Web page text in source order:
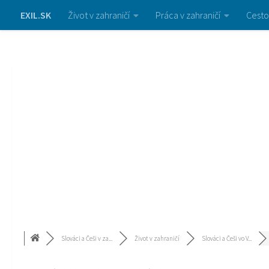
EXIL.SK Život v zahraničí Práca v zahraničí
Slováci a Češi v za... Život v zahraničí Slováci a Češi vo V...